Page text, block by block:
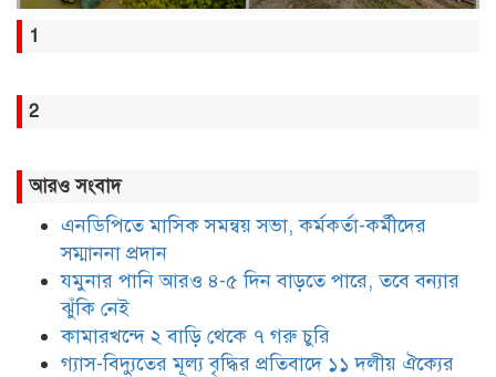
1
2
আরও সংবাদ
এনডিপিতে মাসিক সমন্বয় সভা, কর্মকর্তা-কর্মীদের
সম্মাননা প্রদান
যমুনার পানি আরও ৪-৫ দিন বাড়তে পারে, তবে বন্যার
ঝুঁকি নেই
কামারখন্দে ২ বাড়ি থেকে ৭ গরু চুরি
গ্যাস-বিদ্যুতের মূল্য বৃদ্ধির প্রতিবাদে ১১ দলীয় ঐক্যের